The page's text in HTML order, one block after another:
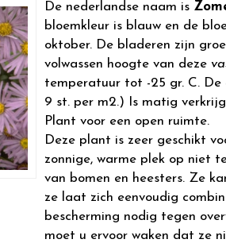
De nederlandse naam is
bloemkleur is blauw en de
oktober. De bladeren zijn
volwassen hoogte van deze
temperatuur tot -25 gr. C. De
9 st. per m2.) Is matig
Plant voor een open ruimte.
Deze plant is zeer geschikt
zonnige, warme plek op niet
van bomen en heesters. Ze
ze laat zich eenvoudig
bescherming nodig tegen
moet u ervoor waken dat ze